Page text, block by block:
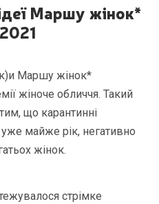
Маршу жінок*
2021
Маршу жінок*
жіноче обличчя. Такий
що карантинні
майже рік, негативно
жінок.
стрімке